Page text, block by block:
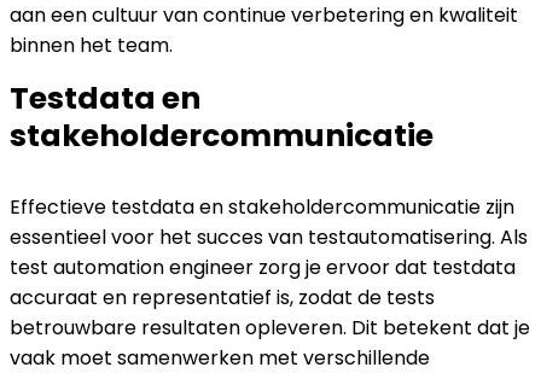
aan een cultuur van continue verbetering en kwaliteit
binnen het team.
Testdata en
stakeholdercommunicatie
Effectieve testdata en stakeholdercommunicatie zijn
essentieel voor het succes van testautomatisering. Als
test automation engineer zorg je ervoor dat testdata
accuraat en representatief is, zodat de tests
betrouwbare resultaten opleveren. Dit betekent dat je
vaak moet samenwerken met verschillende